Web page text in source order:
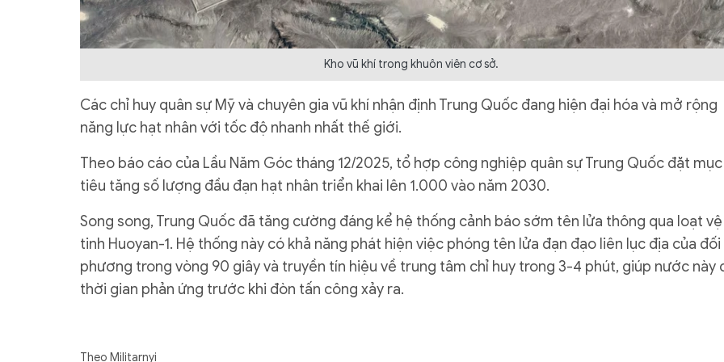
Kho vũ khí trong khuôn viên cơ sở.
Các chỉ huy quân sự Mỹ và chuyên gia vũ khí nhận định Trung Quốc đang hiện đại hóa và mở rộng
năng lực hạt nhân với tốc độ nhanh nhất thế giới.
Theo báo cáo của Lầu Năm Góc tháng 12/2025, tổ hợp công nghiệp quân sự Trung Quốc đặt mục
tiêu tăng số lượng đầu đạn hạt nhân triển khai lên 1.000 vào năm 2030.
Song song, Trung Quốc đã tăng cường đáng kể hệ thống cảnh báo sớm tên lửa thông qua loạt vệ
tinh Huoyan-1. Hệ thống này có khả năng phát hiện việc phóng tên lửa đạn đạo liên lục địa của đối
phương trong vòng 90 giây và truyền tín hiệu về trung tâm chỉ huy trong 3-4 phút, giúp nước này
thời gian phản ứng trước khi đòn tấn công xảy ra.
Theo Militarnyi